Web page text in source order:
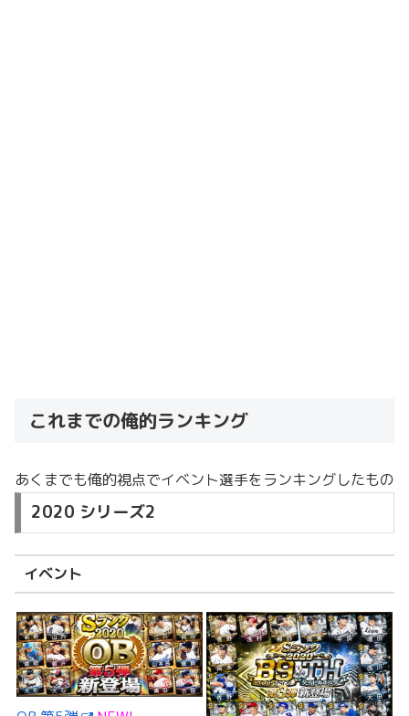
これまでの俺的ランキング
あくまでも俺的視点でイベント選手をランキングしたもの
2020 シリーズ2
イベント